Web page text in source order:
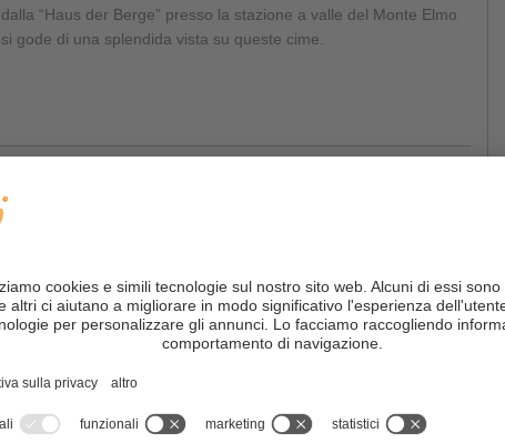
dalla “Haus der Berge” presso la stazione a valle del Monte Elmo
si gode di una splendida vista su queste cime.
Un paradiso a 2.000 m s.l.m. - Prato Piazza nella Valle di Braies
che, d'estate come d'inverno, offre una vista mozzafiato sulle
di più
Unico è il paesaggio nella Val Fiscalina presso Sesto, con le cime